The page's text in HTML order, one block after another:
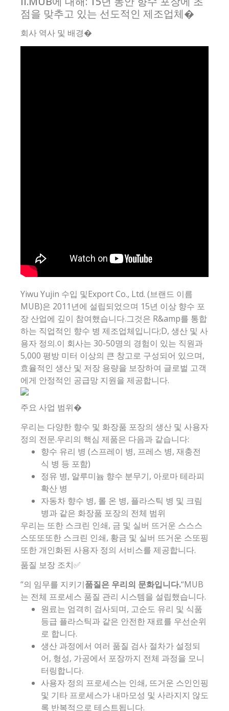
점을 맞추고 있는 선도적인 제조업체�
회사 역사 및 배경�
Yiwu Yujin 수입 및Export Co., Ltd. (브랜드 이름
MUB)은 2011년에 설립되었으며 15년 이상 향수 포
장 산업에 깊이 참여했습니다.그것은 R&amp를 통합
하는 직업적인 향수 병 제조업체입니다;D, 생산 및 사
용자 정의.이 회사는 30-50명의 경험이 있는 직원과
5,000 평방 미터 이상의 큰 창고로 구성되어 있으며,
효율적인 생산 및 저장 용량을 보장하여 글로벌 고객
에게 안정적인 공급망 지원을 제공합니다.
주요 사업 범위�
우리는 다양한 향수 및 화장품 포장의 생산 및 사용자
정의 전문.우리의 핵심 제품은 다음과 같습니다:
향수 유리 병 (스프레이 병, 프레스 병, 재충전
식 병 등 포함)
정유 병, 알루미늄 향수 분무기, 아로마 테라피
확산 병
자동차 향수 병, 롤 온 병, 플라스틱 병 및 크림
병과 같은 화장품 포장의 전체 범위
우리는 또한 스크린 인쇄, 금 및 실버 뜨거운 스스스
스또또또한 스크린 인쇄, 황금 및 실버 뜨거운 스또핑
또한 개인화된 사용자 정의 서비스를 제공합니다.
품질 보장 조치✅
“의 임무를 지키기품질은 우리의 문화입니다.“MUB
는 전체 프로세스 품질 관리 시스템을 설립했습니다.
원료는 엄격히 검사되며, 고순도 유리 및 식품
등급 플라스틱과 같은 안전한 재료를 우선순위
로 합니다.
생산 과정에서 여러 품질 검사 절차가 설정되
어, 형성, 가공에서 포장까지 전체 과정을 모니
터링합니다.
사용자 정의 프로세스는 인쇄, 뜨거운 스인인핑
및 기타 프로세스가 내마모성 및 사라지지 않도
록 반복적으로 테스트됩니다.